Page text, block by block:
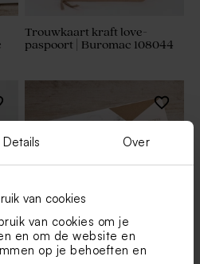
Details Over
van cookies
van cookies om je
en om de website en
op je behoeften en
Trouwkaart kraft love-
paspoort | Buromac 108044
Pochette 'Ja' met